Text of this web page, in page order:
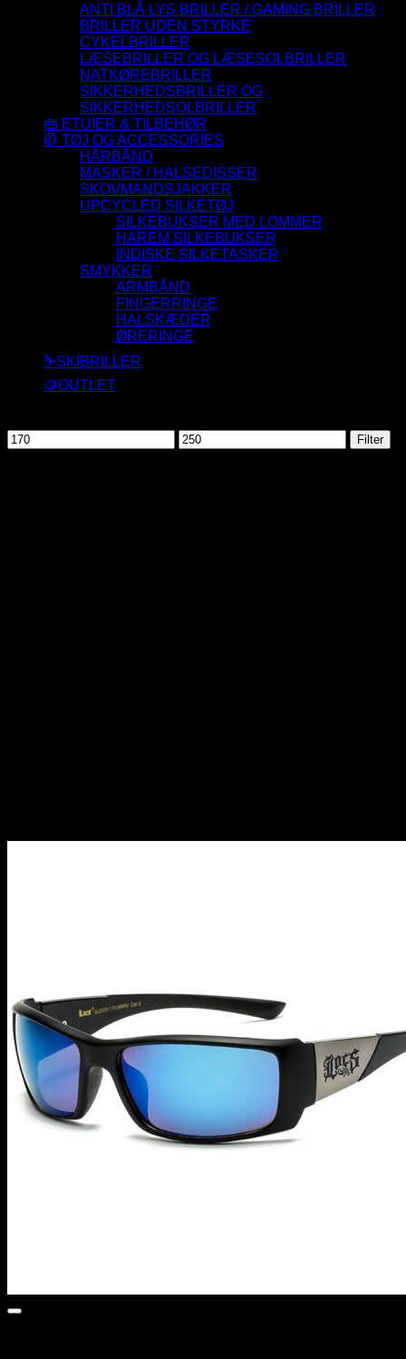
ANTI BLÅ LYS BRILLER / GAMING BRILLER
BRILLER UDEN STYRKE
CYKELBRILLER
LÆSEBRILLER OG LÆSESOLBRILLER
NATKØREBRILLER
SIKKERHEDSBRILLER OG
SIKKERHEDSOLBRILLER
👜 ETUIER & TILBEHØR
🧥 TØJ OG ACCESSORIES
HÅRBÅND
MASKER / HALSEDISSER
SKOVMANDSJAKKER
UPCYCLED SILKETØJ
SILKEBUKSER MED LOMMER
HAREM SILKEBUKSER
INDISKE SILKETASKER
SMYKKER
ARMBÅND
FINGERRINGE
HALSKÆDER
ØRERINGE
⛷️SKIBRILLER
🪙OUTLET
Mindste
pris
Højeste
pris
Filter